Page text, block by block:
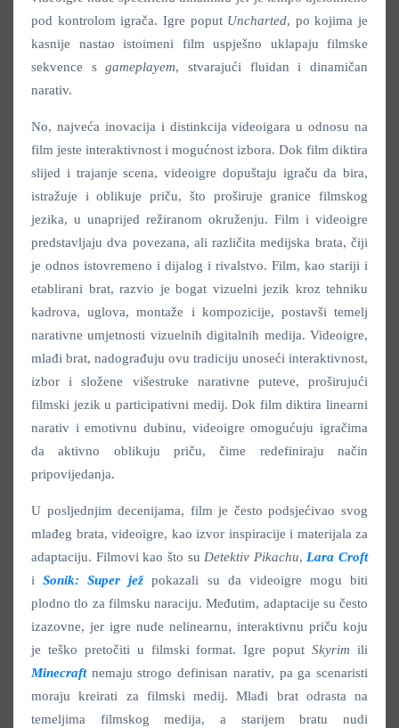
pod kontrolom igrača. Igre poput Uncharted, po kojima je
kasnije nastao istoimeni film uspješno uklapaju filmske
sekvence sgameplayem, stvarajući fluidan i dinamičan
narativ.
No, najveća inovacija i distinkcija videoigara u odnosu na
film jeste interaktivnost i mogućnost izbora. Dok film diktira
slijed i trajanje scena, videoigre dopuštaju igraču da bira,
istražuje i oblikuje priču, što proširuje granice filmskog
jezika, u unaprijed režiranom okruženju. Film i videoigre
predstavljaju dva povezana, ali različita medijska brata, čiji
je odnos istovremeno i dijalog i rivalstvo. Film, kao stariji i
etablirani brat, razvio je bogat vizuelni jezik kroz tehniku
kadrova, uglova, montaže i kompozicije, postavši temelj
narativne umjetnosti vizuelnih digitalnih medija. Videoigre,
mlađi brat, nadograđuju ovu tradiciju unoseći interaktivnost,
izbor i složene višestruke narativne puteve, proširujući
filmski jezik u participativni medij. Dok film diktira linearni
narativ i emotivnu dubinu, videoigre omogućuju igračima
da aktivno oblikuju priču, čime redefiniraju način
pripovijedanja.
U posljednjim decenijama, film je često podsjećivao svog
mlađeg brata, videoigre, kao izvor inspiracije i materijala za
adaptaciju. Filmovi kao što suDetektiv Pikachu,Lara Croft
iSonik: Super jež pokazali su da videoigre mogu biti
plodno tlo za filmsku naraciju. Međutim, adaptacije su često
izazovne, jer igre nude nelinearnu, interaktivnu priču koju
je teško pretočiti u filmski format. Igre poputSkyrim ili
Minecraft nemaju strogo definisan narativ, pa ga scenaristi
moraju kreirati za filmski medij. Mlađi brat odrasta na
temeljima filmskog medija, a starijem bratu nudi